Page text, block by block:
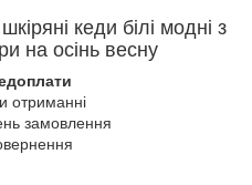
кеди білі модні з
на осінь весну
отриманні
замовлення